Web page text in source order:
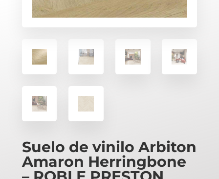
Suelo de vinilo Arbiton
Amaron Herringbone